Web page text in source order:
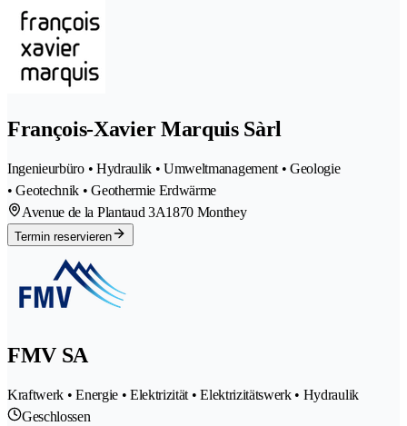
François-Xavier Marquis Sàrl
Ingenieurbüro • Hydraulik • Umweltmanagement • Geologie
• Geotechnik • Geothermie Erdwärme
Avenue de la Plantaud 3A1870 Monthey
Termin reservieren
FMV SA
Kraftwerk • Energie • Elektrizität • Elektrizitätswerk • Hydraulik
Geschlossen